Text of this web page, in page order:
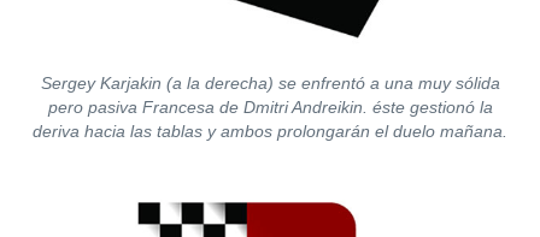
Sergey Karjakin (a la derecha) se enfrentó a una muy sólida
pero pasiva Francesa de Dmitri Andreikin. éste gestionó la
deriva hacia las tablas y ambos prolongarán el duelo mañana.